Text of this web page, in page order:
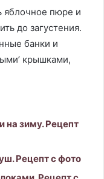
яблочное пюре и
до загустения.
банки и
крышками,
на зиму. Рецепт
Рецепт с фото